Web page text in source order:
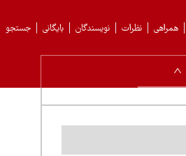
جستجو بایگانی نویسندگان نظرات همراهی